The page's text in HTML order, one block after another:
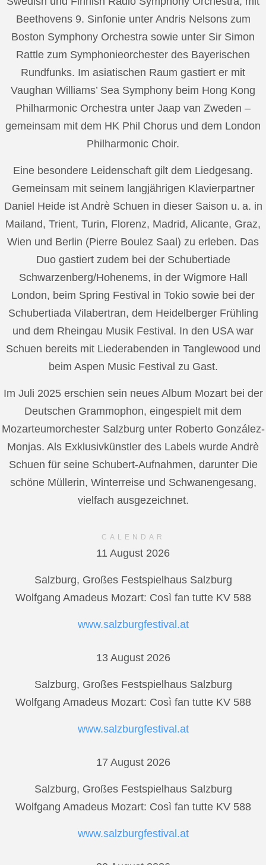
Beethovens 9. Sinfonie unter Andris Nelsons zum
Boston Symphony Orchestra sowie unter Sir Simon
Rattle zum Symphonieorchester des Bayerischen
Rundfunks. Im asiatischen Raum gastiert er mit
Vaughan Williams’ Sea Symphony beim Hong Kong
Philharmonic Orchestra unter Jaap van Zweden –
gemeinsam mit dem HK Phil Chorus und dem London
Philharmonic Choir.
Eine besondere Leidenschaft gilt dem Liedgesang.
Gemeinsam mit seinem langjährigen Klavierpartner
Daniel Heide ist Andrè Schuen in dieser Saison u. a. in
Mailand, Trient, Turin, Florenz, Madrid, Alicante, Graz,
Wien und Berlin (Pierre Boulez Saal) zu erleben. Das
Duo gastiert zudem bei der Schubertiade
Schwarzenberg/Hohenems, in der Wigmore Hall
London, beim Spring Festival in Tokio sowie bei der
Schubertiada Vilabertran, dem Heidelberger Frühling
und dem Rheingau Musik Festival. In den USA war
Schuen bereits mit Liederabenden in Tanglewood und
beim Aspen Music Festival zu Gast.
Im Juli 2025 erschien sein neues Album Mozart bei der
Deutschen Grammophon, eingespielt mit dem
Mozarteumorchester Salzburg unter Roberto González-
Monjas. Als Exklusivkünstler des Labels wurde Andrè
Schuen für seine Schubert-Aufnahmen, darunter Die
schöne Müllerin, Winterreise und Schwanengesang,
vielfach ausgezeichnet.
CALENDAR
11 August 2026
Salzburg, Großes Festspielhaus Salzburg
Wolfgang Amadeus Mozart: Così fan tutte KV 588
www.salzburgfestival.at
13 August 2026
Salzburg, Großes Festspielhaus Salzburg
Wolfgang Amadeus Mozart: Così fan tutte KV 588
www.salzburgfestival.at
17 August 2026
Salzburg, Großes Festspielhaus Salzburg
Wolfgang Amadeus Mozart: Così fan tutte KV 588
www.salzburgfestival.at